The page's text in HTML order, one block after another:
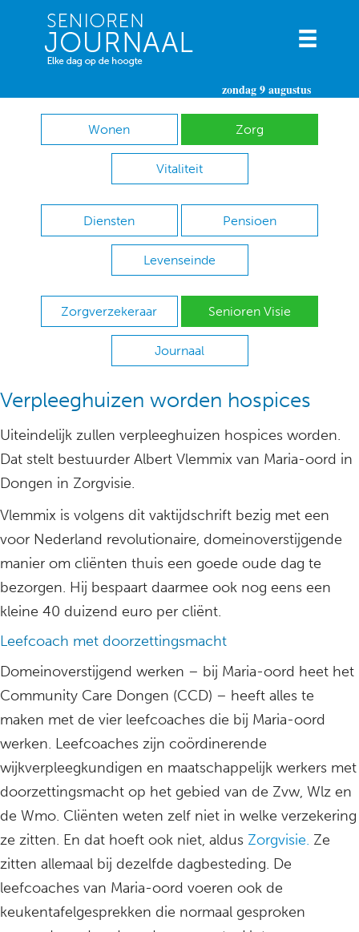
zondag 9 augustus
Wonen Zorg
Vitaliteit
Diensten Pensioen
Levenseinde
Zorgverzekeraar Senioren Visie
Journaal
Verpleeghuizen worden hospices
Uiteindelijk zullen verpleeghuizen hospices worden.
Dat stelt bestuurder Albert Vlemmix van Maria-oord in
Dongen in Zorgvisie.
Vlemmix is volgens dit vaktijdschrift bezig met een
voor Nederland revolutionaire, domeinoverstijgende
manier om cliënten thuis een goede oude dag te
bezorgen. Hij bespaart daarmee ook nog eens een
kleine 40 duizend euro per cliënt.
Leefcoach met doorzettingsmacht
Domeinoverstijgend werken – bij Maria-oord heet het
Community Care Dongen (CCD) – heeft alles te
maken met de vier leefcoaches die bij Maria-oord
werken. Leefcoaches zijn coördinerende
wijkverpleegkundigen en maatschappelijk werkers met
doorzettingsmacht op het gebied van de Zvw, Wlz en
de Wmo. Cliënten weten zelf niet in welke verzekering
ze zitten. En dat hoeft ook niet, aldus Zorgvisie. Ze
zitten allemaal bij dezelfde dagbesteding. De
leefcoaches van Maria-oord voeren ook de
keukentafelgesprekken die normaal gesproken